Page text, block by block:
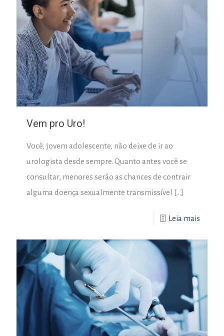
Vem pro Uro!
Você, jovem adolescente, não deixe de ir ao
urologista desde sempre. Quanto antes você se
consultar, menores serão as chances de contrair
alguma doença sexualmente transmissível […]
Leia mais